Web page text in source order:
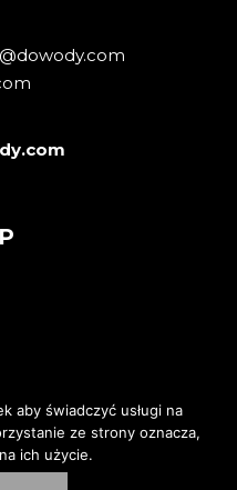
aby świadczyć usługi na
ze strony oznacza,
ich użycie.